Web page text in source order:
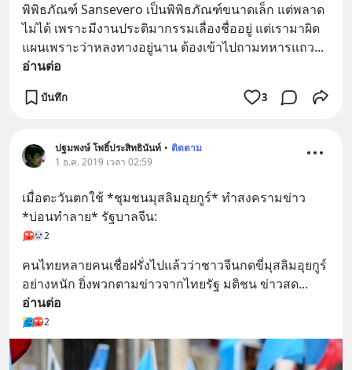
พิพิธภัณฑ์ Sansevero เป็นพิพิธภัณฑ์ขนาดเล็ก แต่พลาด
ไม่ได้ เพราะมีงานประติมากรรมเลื่องชื่ออยู่ แต่เรามาผิด
แผนเพราะว่าหลงทางอยู่นาน ต้องเข้าไปถามทหารแถว
อ่านต่อ
บันทึก 3
ปฐมพงษ์ โพธิ์ประสิทธินันท์ • ติดตาม
1 ธ.ค. 2019 เวลา 02:59
เมื่อตะวันตกใช้ *ชุมชนมุสลิมอุยกูร์* ทำสงครามข่าว
*บ่อนทำลาย* รัฐบาลจีน:
2
คนไทยหลายคนเชื่อฝรั่งไปแล้วว่าชาวจีนกดขี่มุสลิมอุยกูร์
อย่างหนัก ยิ่งพวกตามข่าวจากไทยรัฐ มติชน ข่าวสด
อ่านต่อ
2